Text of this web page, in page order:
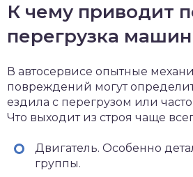
К чему приводит
перегрузка
В автосервисе опытные
повреждений могут
ездила с перегрузом или
Что выходит из строя чаще
Двигатель. Особенно
группы.